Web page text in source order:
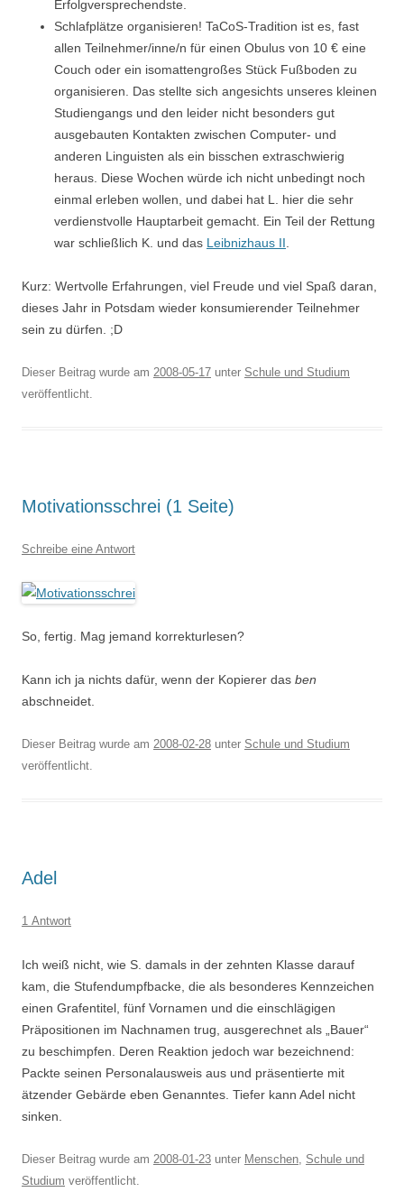
Erfolgversprechendste.
Schlafplätze organisieren! TaCoS-Tradition ist es, fast
allen Teilnehmer/inne/n für einen Obulus von 10 € eine
Couch oder ein isomattengroßes Stück Fußboden zu
organisieren. Das stellte sich angesichts unseres kleinen
Studiengangs und den leider nicht besonders gut
ausgebauten Kontakten zwischen Computer- und
anderen Linguisten als ein bisschen extraschwierig
heraus. Diese Wochen würde ich nicht unbedingt noch
einmal erleben wollen, und dabei hat L. hier die sehr
verdienstvolle Hauptarbeit gemacht. Ein Teil der Rettung
war schließlich K. und das Leibnizhaus II
Kurz: Wertvolle Erfahrungen, viel Freude und viel Spaß daran,
dieses Jahr in Potsdam wieder konsumierender Teilnehmer
sein zu dürfen. ;D
Dieser Beitrag wurde am 2008-05-17 unter Schule und Studium
veröffentlicht.
Motivationsschrei (1 Seite)
Schreibe eine Antwort
So, fertig. Mag jemand korrekturlesen?
Kann ich ja nichts dafür, wenn der Kopierer das ben
abschneidet.
Dieser Beitrag wurde am 2008-02-28 unter Schule und Studium
veröffentlicht.
Adel
1 Antwort
Ich weiß nicht, wie S. damals in der zehnten Klasse darauf
kam, die Stufendumpfbacke, die als besonderes Kennzeichen
einen Grafentitel, fünf Vornamen und die einschlägigen
Präpositionen im Nachnamen trug, ausgerechnet als „Bauer“
zu beschimpfen. Deren Reaktion jedoch war bezeichnend:
Packte seinen Personalausweis aus und präsentierte mit
ätzender Gebärde eben Genanntes. Tiefer kann Adel nicht
sinken.
Dieser Beitrag wurde am 2008-01-23 unter Menschen, Schule und
Studium veröffentlicht.